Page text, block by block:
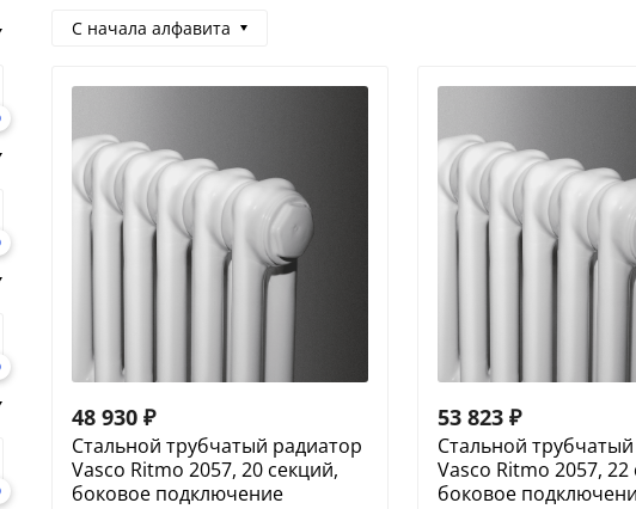
С начала алфавита
48 930 ₽
Cтальной трубчатый радиатор
Vasco Ritmo 2057, 20 секций,
боковое подключение
53 823 ₽
Cтальной
Vasco Ritmo 2057, 22
боковое